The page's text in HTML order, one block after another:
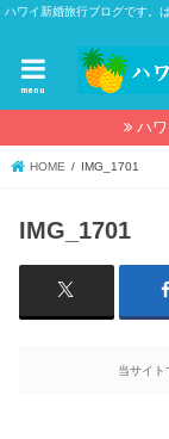
ハワイ新婚旅行ブログです。
menu
ハ
HOME IMG_1701
IMG_1701
当サイ